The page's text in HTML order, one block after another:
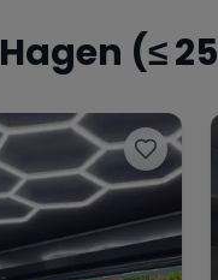
Hagen (≤